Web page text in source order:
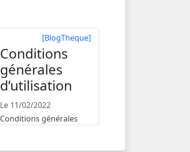
[BlogTheque]
Conditions
générales
d’utilisation
Le 11/02/2022
Conditions générales